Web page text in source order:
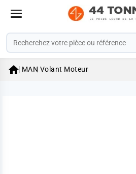
 MAN Volant Moteur